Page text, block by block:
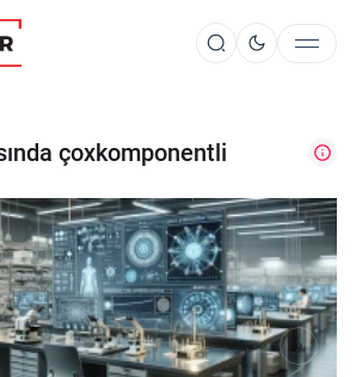
çoxkomponentli